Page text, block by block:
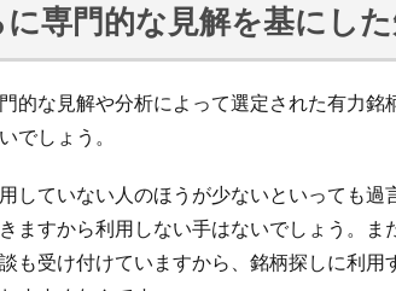
に専門的な見解を基にし
的な見解や分析によって選定された有力銘
でしょう。
していない人のほうが少ないといっても過
ますから利用しない手はないでしょう。
も受け付けていますから、銘柄探しに利